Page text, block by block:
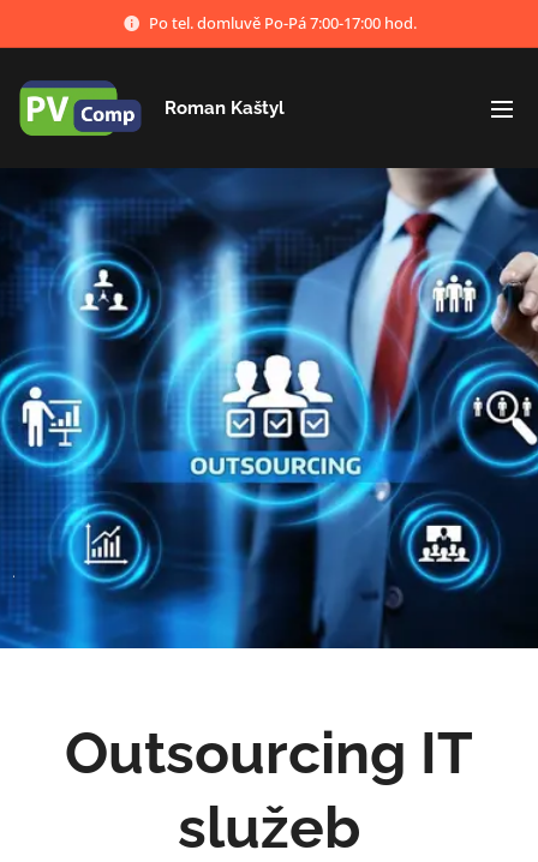
Po tel. domluvě Po-Pá 7:00-17:00 hod.
Roman Kaštyl
.
Outsourcing IT
služeb